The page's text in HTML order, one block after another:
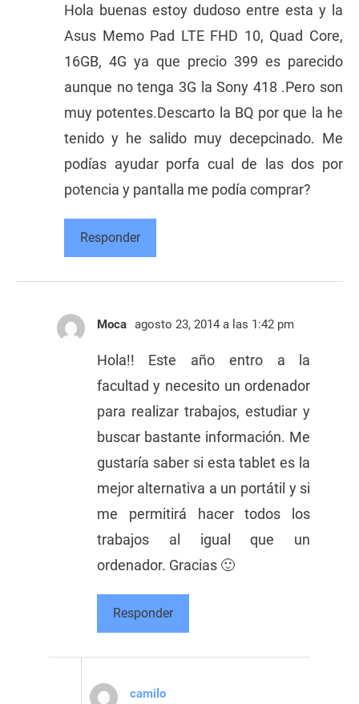
Hola buenas estoy dudoso entre esta y la
Asus Memo Pad LTE FHD 10, Quad Core,
16GB, 4G ya que precio 399 es parecido
aunque no tenga 3G la Sony 418 .Pero son
muy potentes.Descarto la BQ por que la he
tenido y he salido muy decepcinado. Me
podías ayudar porfa cual de las dos por
potencia y pantalla me podía comprar?
Responder
Moca agosto 23, 2014 a las 1:42 pm
Hola!! Este año entro a la
facultad y necesito un ordenador
para realizar trabajos, estudiar y
buscar bastante información. Me
gustaría saber si esta tablet es la
mejor alternativa a un portátil y si
me permitirá hacer todos los
trabajos al igual que un
ordenador. Gracias 🙂
Responder
camilo